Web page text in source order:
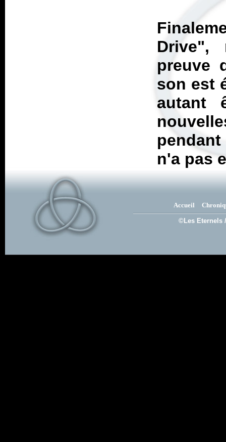
Drive",
preuve
son est
autant
n'a pas
Accueil
©Les Eternels